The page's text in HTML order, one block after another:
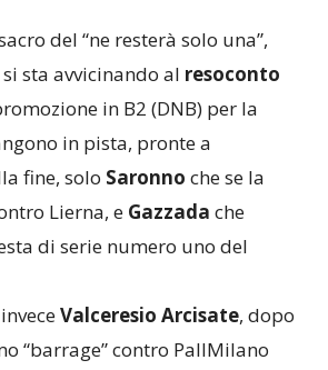
del “ne resterà solo una”,
sta avvicinando al resoconto
in B2 (DNB) per la
in pista, pronte a
fine, solo Saronno che se la
Lierna, e Gazzada che
di serie numero uno del
Valceresio Arcisate, dopo
“barrage” contro PallMilano